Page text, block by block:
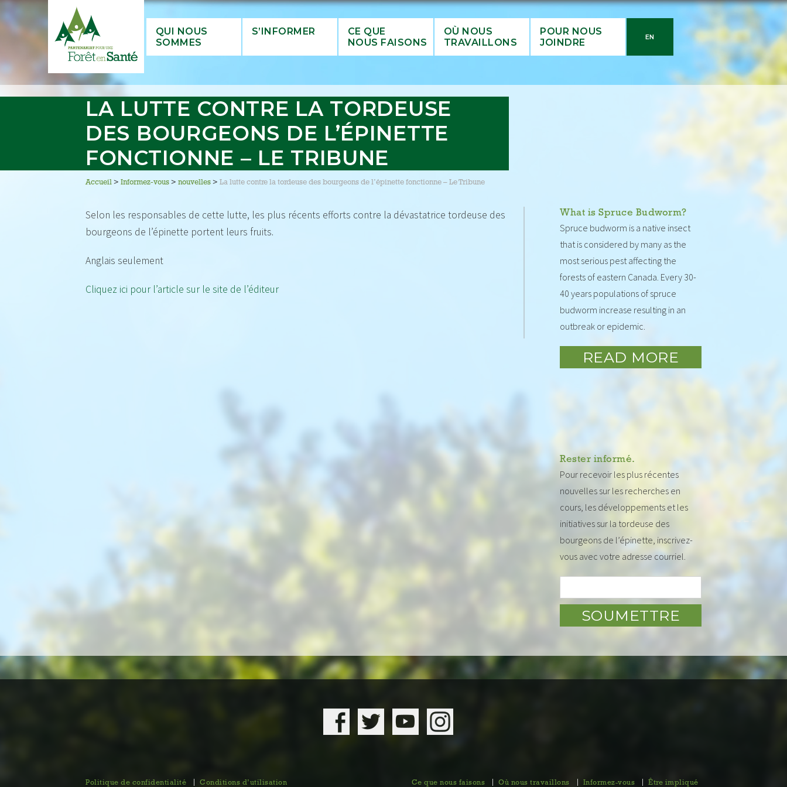
QUI NOUS
SOMMES
S’INFORMER
CE QUE
NOUS FAISONS
OÙ NOUS
TRAVAILLONS
POUR NOUS
JOINDRE
EN
LA LUTTE CONTRE LA TORDEUSE
DES BOURGEONS DE L’ÉPINETTE
FONCTIONNE – LE TRIBUNE
Accueil > Informez-vous > nouvelles > La lutte contre la tordeuse des bourgeons de l’épinette fonctionne – Le Tribune
Selon les responsables de cette lutte, les plus récents efforts contre la dévastatrice tordeuse des
bourgeons de l’épinette portent leurs fruits.
Anglais seulement
Cliquez ici pour l’article sur le site de l’éditeur
What is Spruce Budworm?
Spruce budworm is a native insect
that is considered by many as the
most serious pest affecting the
forests of eastern Canada. Every 30-
40 years populations of spruce
budworm increase resulting in an
outbreak or epidemic.
READ MORE
Rester informé.
Pour recevoir les plus récentes
nouvelles sur les recherches en
cours, les développements et les
initiatives sur la tordeuse des
bourgeons de l’épinette, inscrivez-
vous avec votre adresse courriel.
Politique de confidentialité Conditions d’utilisation Ce que nous faisons Où nous travaillons Informez-vous Être impliqué